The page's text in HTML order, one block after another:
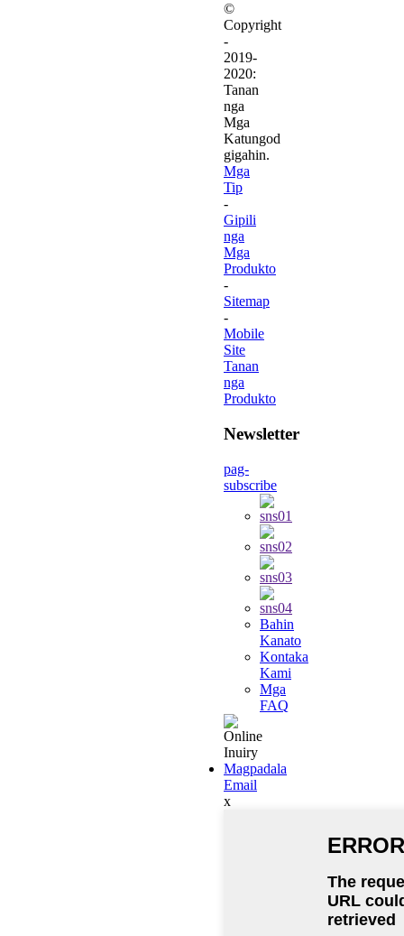
©
Copyright
-
2019-
2020:
Tanan
nga
Mga
Katungod
gigahin.
Mga
Tip
-
Gipili
nga
Mga
Produkto
-
Sitemap
-
Mobile
Site
Tanan
nga
Produkto
Newsletter
pag-
subscribe
Bahin
Kanato
Kontaka
Kami
Mga
FAQ
Magpadala
Email
x